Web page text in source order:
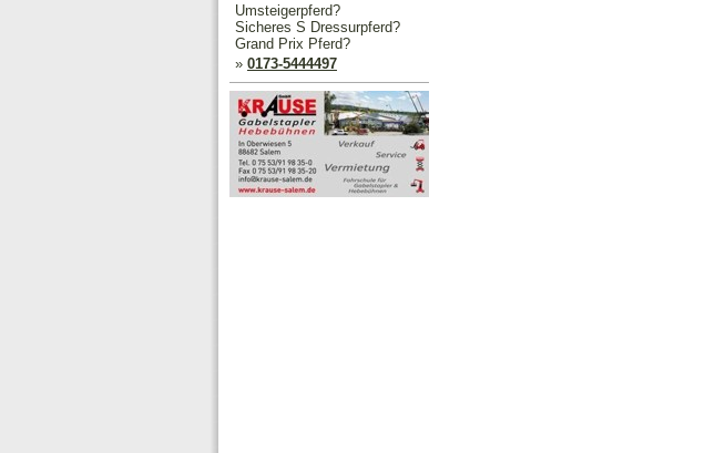
Umsteigerpferd?
Sicheres S Dressurpferd?
Grand Prix Pferd?
» 0173-5444497